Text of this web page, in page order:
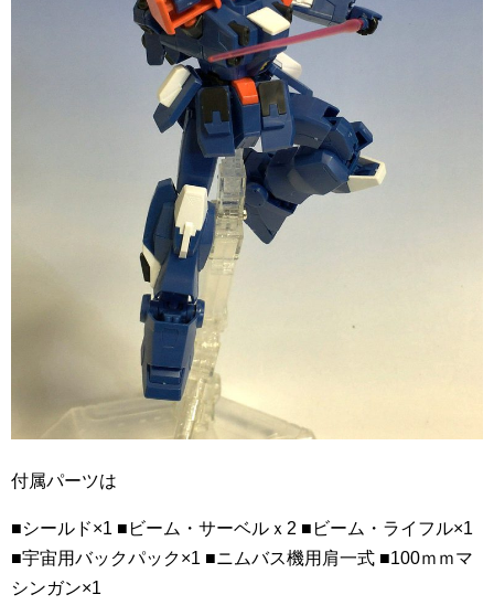
付属パーツは
■シールド×1 ■ビーム・サーベルｘ2 ■ビーム・ライフル×1
■宇宙用バックパック×1 ■ニムバス機用肩一式 ■100ｍｍマ
シンガン×1